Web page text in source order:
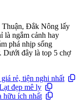
Đắk Nông lấy
là ngắm cảnh hay
phá nhịp sống
Dưới đây là top 5 chợ
rẻ, tiện nghi nhất
đẹp mê ly
hữu ích nhất